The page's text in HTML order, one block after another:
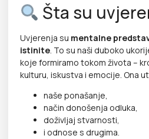
Šta su
Uvjerenja su mentalne
istinite . To su naši duboko
koje formiramo tokom života –
kulturu, iskustva i emocije. Ona
naše ponašanje,
način donošenja odluka,
doživljaj stvarnosti,
i odnose s drugima.